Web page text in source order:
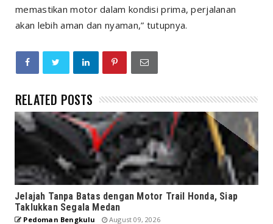
memastikan motor dalam kondisi prima, perjalanan
akan lebih aman dan nyaman,” tutupnya.
RELATED POSTS
Jelajah Tanpa Batas dengan Motor Trail Honda, Siap
Taklukkan Segala Medan
Pedoman Bengkulu August 09, 2026